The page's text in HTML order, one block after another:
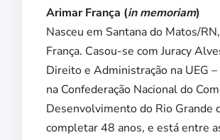
Arimar França (in memoriam)
Nasceu em Santana do Matos/
França. Casou-se com Juracy
Direito e Administração na UEG
na Confederação Nacional do
Desenvolvimento do Rio Grande
completar 48 anos, e está entre